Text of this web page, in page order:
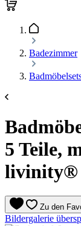
Badezimmer
5 Teile,
livinity®
Zu den
Bildergalerie